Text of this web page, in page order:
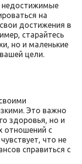
недостижимые
на
достижения в
старайтесь
но и маленькие
цели.
Это важно
здоровья, но и
отношений с
что не
справиться с